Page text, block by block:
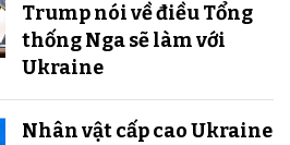
Trump nói về điều Tổng
thống Nga sẽ làm với
Ukraine
Nhân vật cấp cao Ukraine